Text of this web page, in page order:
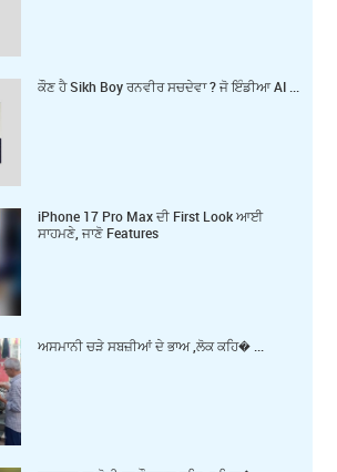
ਕੌਣ ਹੈ Sikh Boy ਰਨਵੀਰ ਸਚਦੇਵਾ ? ਜੋ ਇੰਡੀਆ AI ...
iPhone 17 Pro Max ਦੀ First Look ਆਈ
ਸਾਹਮਣੇ, ਜਾਣੋ Features
ਅਸਮਾਨੀ ਚੜੇ ਸਬਜ਼ੀਆਂ ਦੇ ਭਾਅ ,ਲੋਕ ਕਹਿ� ...